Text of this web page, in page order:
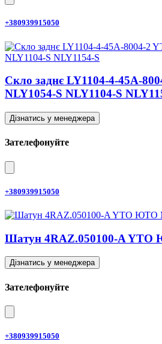
+380939915050
Скло заднє LY1104-4-45A-
NLY1054-S NLY1104-S
Дізнатись у менеджера
Зателефонуйте
+380939915050
Шатун 4RAZ.050100-A
Дізнатись у менеджера
Зателефонуйте
+380939915050